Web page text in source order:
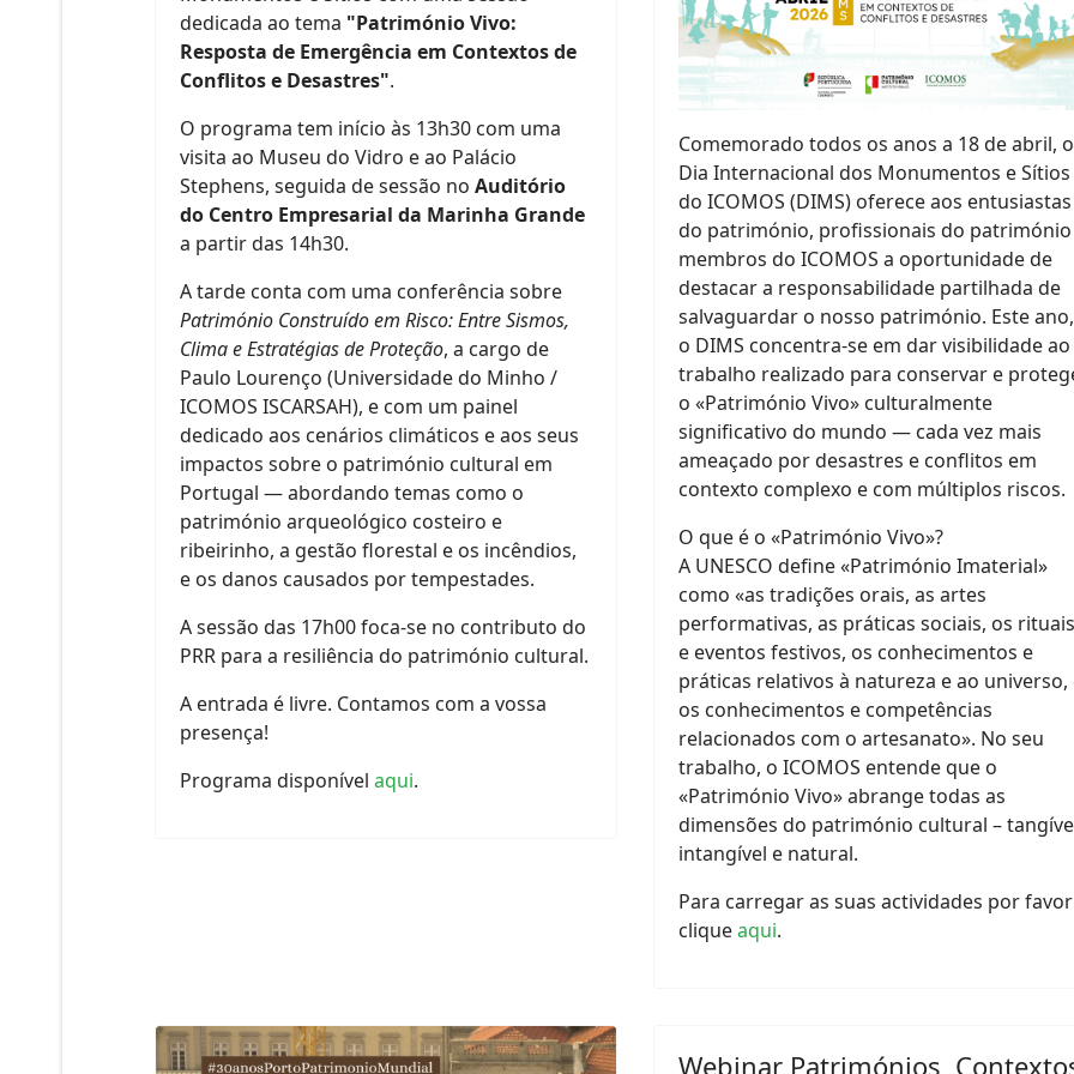
dedicada ao tema "Património Vivo:
Resposta de Emergência em Contextos de
Conflitos e Desastres".
O programa tem início às 13h30 com uma
visita ao Museu do Vidro e ao Palácio
Stephens, seguida de sessão no Auditório
do Centro Empresarial da Marinha Grande
a partir das 14h30.
A tarde conta com uma conferência sobre
Património Construído em Risco: Entre Sismos,
Clima e Estratégias de Proteção, a cargo de
Paulo Lourenço (Universidade do Minho /
ICOMOS ISCARSAH), e com um painel
dedicado aos cenários climáticos e aos seus
impactos sobre o património cultural em
Portugal — abordando temas como o
património arqueológico costeiro e
ribeirinho, a gestão florestal e os incêndios,
e os danos causados por tempestades.
A sessão das 17h00 foca-se no contributo do
PRR para a resiliência do património cultural.
A entrada é livre. Contamos com a vossa
presença!
Programa disponível aqui.
Comemorado todos os anos a 18 de abril, o
Dia Internacional dos Monumentos e Sítios
do ICOMOS (DIMS) oferece aos entusiastas
do património, profissionais do património
membros do ICOMOS a oportunidade de
destacar a responsabilidade partilhada de
salvaguardar o nosso património. Este ano,
o DIMS concentra-se em dar visibilidade ao
trabalho realizado para conservar e
o «Património Vivo» culturalmente
significativo do mundo — cada vez mais
ameaçado por desastres e conflitos em
contexto complexo e com múltiplos riscos.
O que é o «Património Vivo»?
A UNESCO define «Património Imaterial»
como «as tradições orais, as artes
performativas, as práticas sociais, os rituais
e eventos festivos, os conhecimentos e
práticas relativos à natureza e ao universo,
os conhecimentos e competências
relacionados com o artesanato». No seu
trabalho, o ICOMOS entende que o
«Património Vivo» abrange todas as
dimensões do património cultural –
intangível e natural.
Para carregar as suas actividades por favor
cliqueaqui.
Webinar Patrimónios,